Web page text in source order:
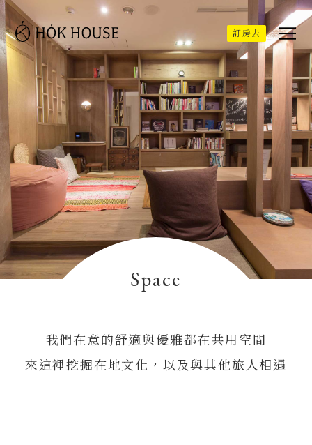
訂房去
Space
我們在意的舒適與優雅都在共用空間
來這裡挖掘在地文化，以及與其他旅人相遇